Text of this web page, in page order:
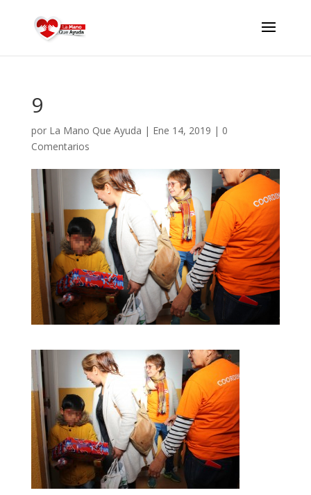
9
por La Mano Que Ayuda | Ene 14, 2019 | 0
Comentarios